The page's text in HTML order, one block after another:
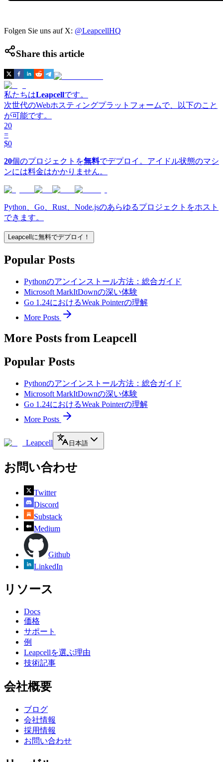
Folgen Sie uns auf X: @LeapcellHQ
Share this article
私たちはLeapcellです。
次世代のWebホスティングプラットフォームで、以下のこと
が可能です。
20
=
$0
20個のプロジェクトを無料でデプロイ。アイドル状態のマシ
ンには料金はかかりません。
Python、Go、Rust、Node.jsのあらゆるプロジェクトをホスト
できます。
Leapcellに無料でデプロイ！
Popular Posts
Pythonのアンインストール方法：総合ガイド
Microsoft MarkItDownの深い体験
Go 1.24におけるWeak Pointerの理解
More Posts
More Posts from Leapcell
Popular Posts
Pythonのアンインストール方法：総合ガイド
Microsoft MarkItDownの深い体験
Go 1.24におけるWeak Pointerの理解
More Posts
Leapcell 日本語
お問い合わせ
Twitter
Discord
Substack
Medium
Github
LinkedIn
リソース
Docs
価格
サポート
例
Leapcellを選ぶ理由
技術記事
会社概要
ブログ
会社情報
採用情報
お問い合わせ